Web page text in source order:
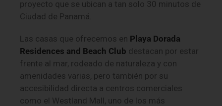
proyecto que se ubican a tan solo 30 minutos de
Ciudad de Panamá.
Las casas que ofrecemos en Playa Dorada
Residences and Beach Club destacan por estar
frente al mar, rodeado de naturaleza y con
amenidades varias, pero también por su
accesibilidad directa a centros comerciales
como el Westland Mall, uno de los más